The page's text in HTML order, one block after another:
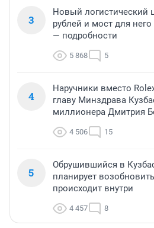
3
Новый логистический
рублей и мост для него
— подробности
5 868 5
4
Наручники вместо
главу Минздрава
миллионера Дмитрия
4 506 15
5
Обрушившийся в
планирует
происходит внутри
4 457 8